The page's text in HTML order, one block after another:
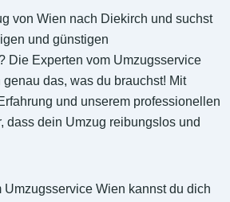
von Wien nach Diekirch und suchst
und günstigen
Die Experten vom Umzugsservice
das, was du brauchst! Mit
und unserem professionellen
dass dein Umzug reibungslos und
Umzugsservice Wien kannst du dich